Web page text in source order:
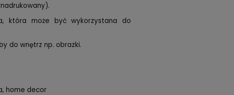
która może być wykorzystana do
do wnętrz np. obrazki.
home decor